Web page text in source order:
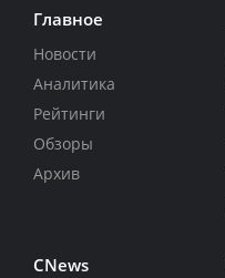
Главное
Новости
Аналитика
Рейтинги
Обзоры
Архив
CNews